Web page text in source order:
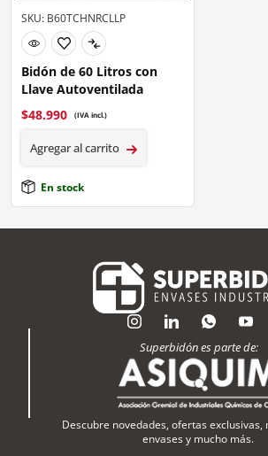
SKU: B60TCHNRCLLP
Bidón de 60 Litros con
Llave Autoventilada
$48.990 (IVA incl.)
Agregar al carrito
En stock
Superbidón es parte de:
Descubre novedades, ofertas exclusivas,
envases y mucho más.